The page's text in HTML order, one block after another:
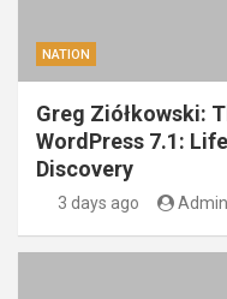
NATION
Greg Ziółkowski:
WordPress 7.1:
Discovery
3 days ago Admin